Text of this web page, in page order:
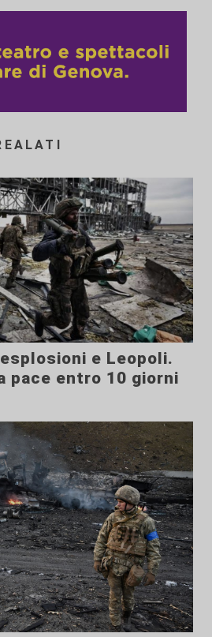
e Leopoli.
pace entro 10 giorni